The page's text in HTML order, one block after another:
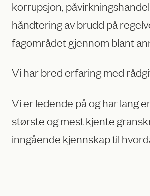
korrupsjon,
håndtering av brudd på
fagområdet gjennom blant
Vi har bred erfaring med
Vi er ledende på og har lang
største og mest kjente
inngående kjennskap til